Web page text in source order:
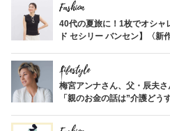
Fashion
40代の夏旅に！1枚でオシャ
ド セシリー バンセン】〈新
Lifestyle
梅宮アンナさん、父・辰夫
「親のお金の話は”介護どう